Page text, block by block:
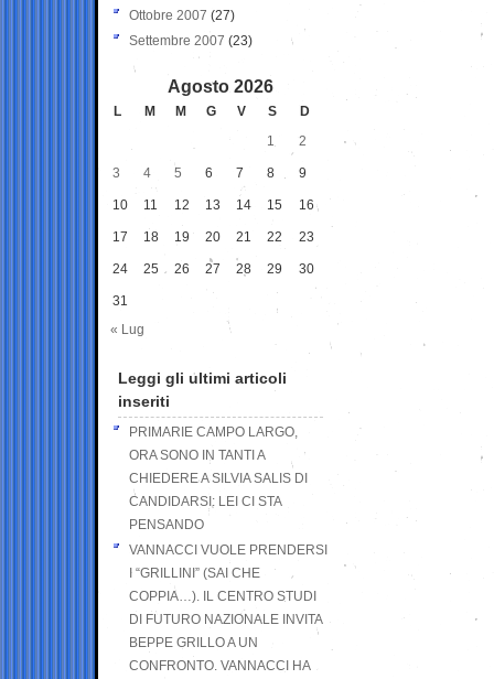
Ottobre 2007 (27)
Settembre 2007 (23)
Agosto 2026
L M M G V S
D
1
2
3 4 5 6 7 8 9
10 11 12 13 14 15 16
17 18 19 20 21 22 23
24 25 26 27 28 29 30
31
« Lug
Leggi gli ultimi articoli
inseriti
PRIMARIE CAMPO LARGO,
ORA SONO IN TANTI A
CHIEDERE A SILVIA SALIS DI
CANDIDARSI: LEI CI STA
PENSANDO
VANNACCI VUOLE PRENDERSI
I “GRILLINI” (SAI CHE
COPPIA…). IL CENTRO STUDI
DI FUTURO NAZIONALE INVITA
BEPPE GRILLO A UN
CONFRONTO. VANNACCI HA